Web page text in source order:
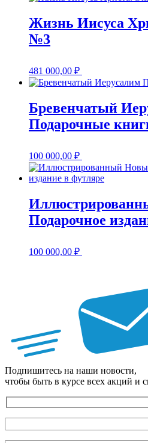
Жизнь Иисуса
№3
481 000,00 ₽
Бревенчатый
Подарочные
100 000,00 ₽
Подарочное
100 000,00 ₽
Подпишитесь на наши новости,
чтобы быть в курсе всех акций и